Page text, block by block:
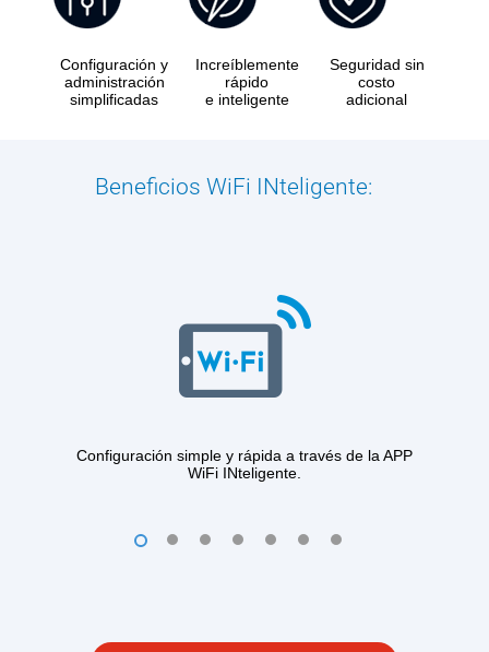
Configuración y
administración
simplificadas
Increíblemente
rápido
e inteligente
Seguridad sin
costo
adicional
Beneficios WiFi INteligente:
Configuración simple y rápida a través de la APP
WiFi INteligente.
1